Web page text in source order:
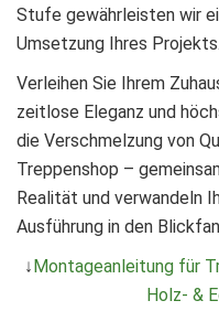
Stufe gewährleisten wir
Umsetzung Ihres Projekts.
Verleihen Sie Ihrem
zeitlose Eleganz und
die Verschmelzung von
Treppenshop –
Realität und verwandeln
Ausführung in den
↓Montageanleitung für
Holz- &